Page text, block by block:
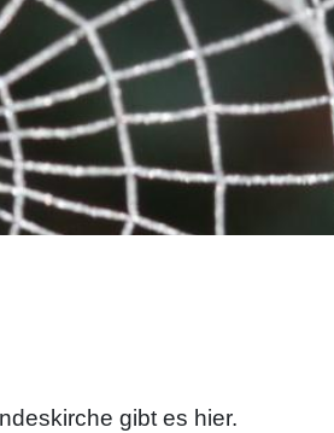
gibt es hier.